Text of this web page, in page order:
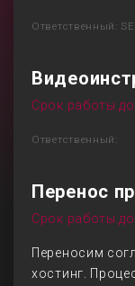
Ответственный:
Срок работы до
Ответственный:
Перенос
Срок работы до
Переносим
хостинг.